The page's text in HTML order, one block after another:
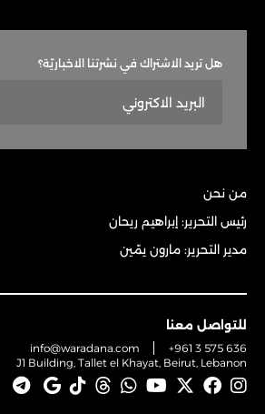
هل تريد الاشتراك في نشرتنا الاخباريّة؟
من نحن
رئيس التحرير: إبراهيم ريحان
مدير التحرير: مارون يمّين
للتواصل معنا
info@waradana.com
+961 3 575 636
J1 Building, Tallet el Khayat, Beirut, Lebanon